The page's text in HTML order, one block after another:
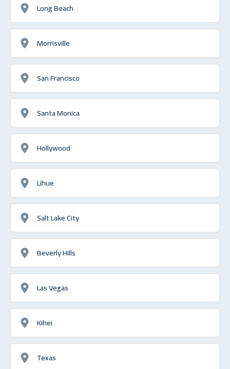
Long Beach
Morrisville
San Francisco
Santa Monica
Hollywood
Lihue
Salt Lake City
Beverly Hills
Las Vegas
Kihei
Texas